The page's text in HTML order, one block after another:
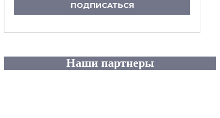
ПОДПИСАТЬСЯ
Наши партнеры